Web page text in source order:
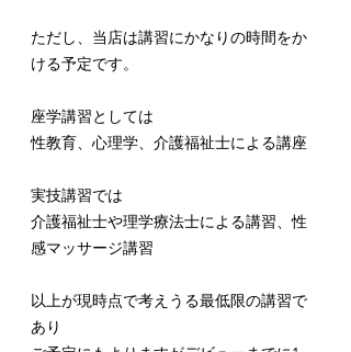
ただし、当店は講習にかなりの時間をか
ける予定です。
座学講習としては
性教育、心理学、介護福祉士による講座
実技講習では
介護福祉士や理学療法士による講習、性
感マッサージ講習
以上が現時点で考えうる最低限の講習で
あり